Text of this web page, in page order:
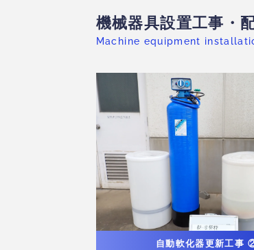
機械器具設置工事・
Machine equipment
自動軟化器更新工事